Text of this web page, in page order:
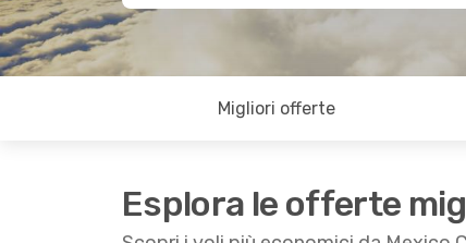
Migliori offerte
Esplora le offerte